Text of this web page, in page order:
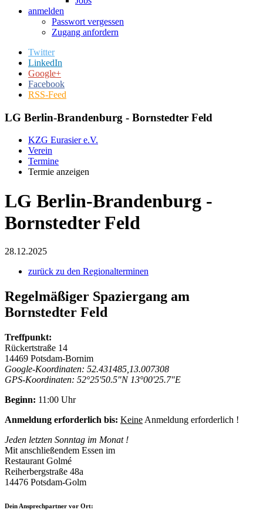
anmelden
Passwort vergessen
Zugang anfordern
Twitter
LinkedIn
Google+
Facebook
RSS-Feed
LG Berlin-Brandenburg - Bornstedter Feld
KZG Eurasier e.V.
Verein
Termine
Termie anzeigen
LG Berlin-Brandenburg -
Bornstedter Feld
28.12.2025
zurück zu den Regionalterminen
Regelmäßiger Spaziergang am
Bornstedter Feld
Treffpunkt:
Rückertstraße 14
14469 Potsdam-Bornim
Google-Koordinaten: 52.431485,13.007308
GPS-Koordinaten: 52°25'50.5"N 13°00'25.7"E
Beginn: 11:00 Uhr
Anmeldung erforderlich bis: Keine Anmeldung erforderlich !
Jeden letzten Sonntag im Monat !
Mit anschließendem Essen im
Restaurant Golmé
Reiherbergstraße 48a
14476 Potsdam-Golm
Dein Ansprechpartner vor Ort: